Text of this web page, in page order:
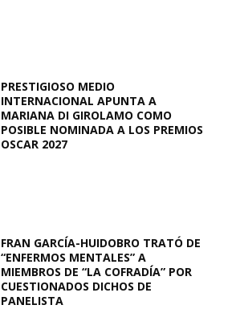
PRESTIGIOSO MEDIO
INTERNACIONAL APUNTA A
MARIANA DI GIROLAMO COMO
POSIBLE NOMINADA A LOS PREMIOS
OSCAR 2027
FRAN GARCÍA-HUIDOBRO TRATÓ DE
“ENFERMOS MENTALES” A
MIEMBROS DE “LA COFRADÍA” POR
CUESTIONADOS DICHOS DE
PANELISTA